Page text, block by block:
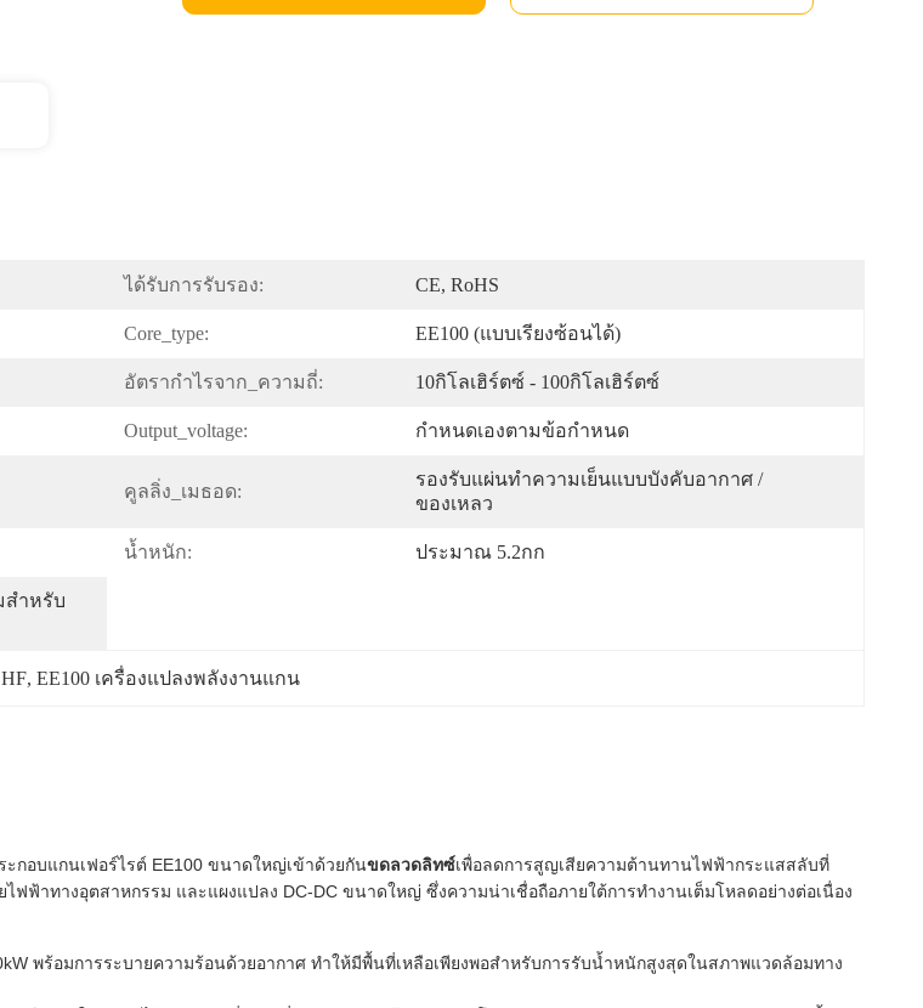
ได้รับการรับรอง: CE, RoHS
Core_type: EE100 (แบบเรียงซ้อนได้)
อัตรากำไรจาก_ความถี่: 10กิโลเฮิร์ตซ์ - 100กิโลเฮิร์ตซ์
Output_voltage: กำหนดเองตามข้อกำหนด
คูลลิ่ง_เมธอด:
รองรับแผ่นทำความเย็นแบบบังคับอากาศ /
ของเหลว
น้ำหนัก: ประมาณ 5.2กก
สำหรับ
, EE100 เครื่องแปลงพลังงานแกน
กอบแกนเฟอร์ไรต์ EE100 ขนาดใหญ่เข้าด้วยกันขดลวดลิทซ์เพื่อลดการสูญเสียความต้านทานไฟฟ้ากระแสสลับที่
ฟ้าทางอุตสาหกรรม และแผงแปลง DC-DC ขนาดใหญ่ ซึ่งความน่าเชื่อถือภายใต้การทำงานเต็มโหลดอย่างต่อเนื่อง
พร้อมการระบายความร้อนด้วยอากาศ ทำให้มีพื้นที่เหลือเพียงพอสำหรับการรับน้ำหนักสูงสุดในสภาพแวดล้อมทาง